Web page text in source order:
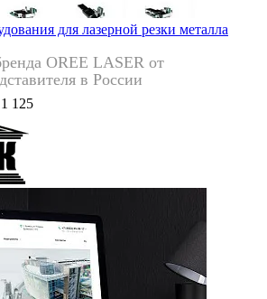
для лазерной резки металла
OREE LASER от
в России
1 125